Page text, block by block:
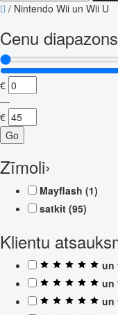
/ Nintendo Wii un Wii U
Cenu diapazons
€
—
€
Go
Zīmoli›
Mayflash (1)
satkit (95)
Klientu
un
un
un